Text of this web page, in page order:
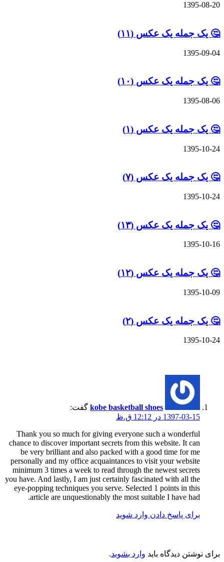
1395-08-20
🤔 یک جمله یک عکس (۱۱)
1395-09-04
🤔 یک جمله یک عکس (۱۰)
1395-08-06
🤔 یک جمله یک عکس (۱)
1395-10-24
🤔 یک جمله یک عکس (۷)
1395-10-24
🤔 یک جمله یک عکس (۱۳)
1395-10-16
🤔 یک جمله یک عکس (۱۲)
1395-10-09
🤔 یک جمله یک عکس (۲)
1395-10-24
kobe basketball shoes گفت:
1397-03-15 در 12:12 ق.ظ
Thank you so much for giving everyone such a wonderful
chance to discover important secrets from this website. It can
be very brilliant and also packed with a good time for me
personally and my office acquaintances to visit your website
minimum 3 times a week to read through the newest secrets
you have. And lastly, I am just certainly fascinated with all the
eye-popping techniques you serve. Selected 1 points in this
article are unquestionably the most suitable I have had.
برای پاسخ دادن وارد شوید
برای نوشتن دیدگاه باید وارد بشوید.